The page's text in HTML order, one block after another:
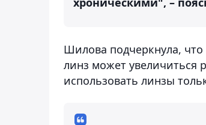
Шилова подчеркнула,
линз может увеличиться
использовать линзы